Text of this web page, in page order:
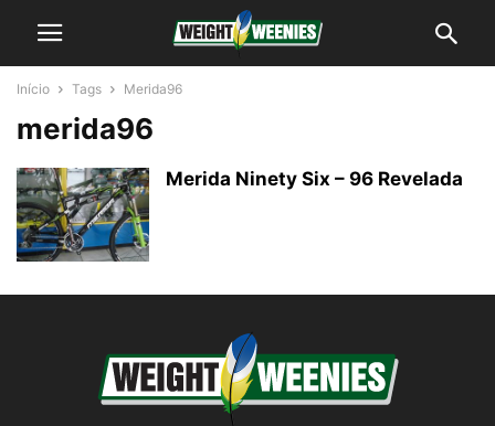
Início Tags Merida96
merida96
Merida Ninety Six – 96 Revelada